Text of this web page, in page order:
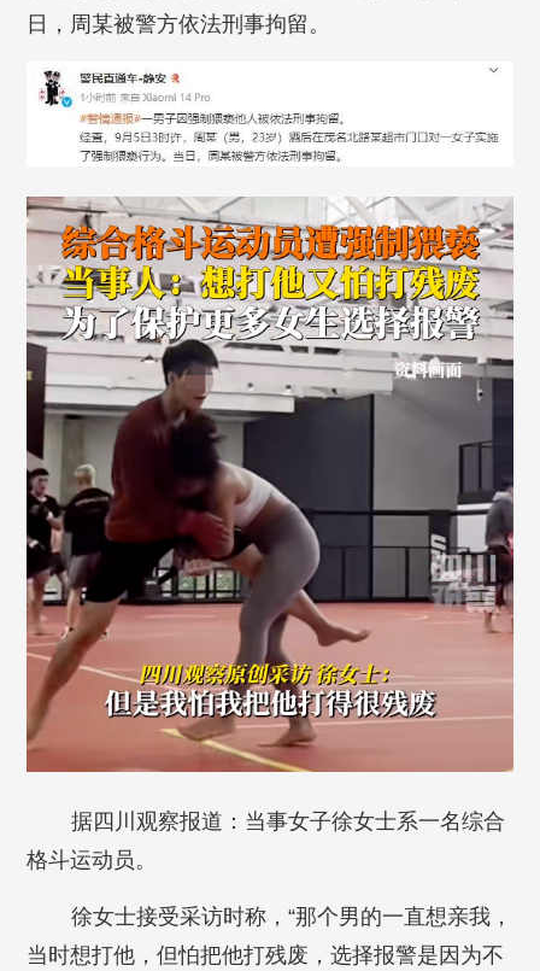
日，周某被警方依法刑事拘留。
据四川观察报道：当事女子徐女士系一名综合
格斗运动员。
徐女士接受采访时称，“那个男的一直想亲我，
当时想打他，但怕把他打残废，选择报警是因为不